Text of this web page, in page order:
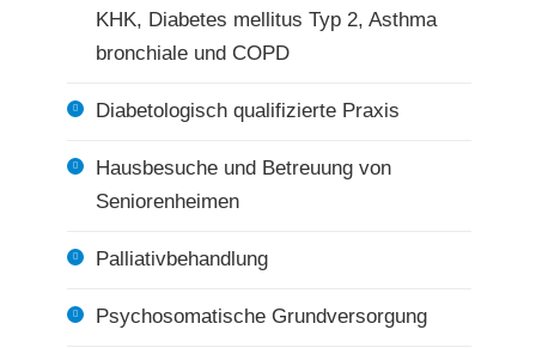
KHK, Diabetes mellitus Typ 2, Asthma
bronchiale und COPD
Diabetologisch qualifizierte Praxis
Hausbesuche und Betreuung von
Seniorenheimen
Palliativbehandlung
Psychosomatische Grundversorgung